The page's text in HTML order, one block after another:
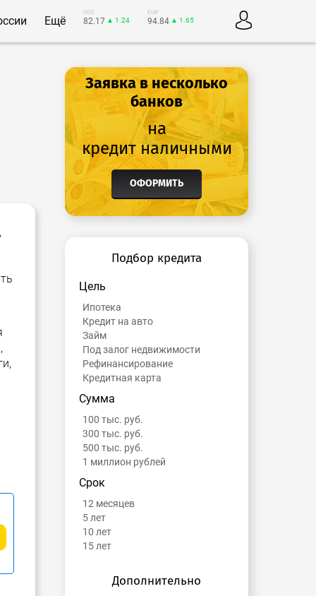
Ещё
USD
82.17 ▲ 1.24
EUR
94.84 ▲ 1.65
Заявка в несколько
банков
на
кредит наличными
ОФОРМИТЬ
Подбор кредита
Цель
Ипотека
Кредит на авто
Займ
Под залог недвижимости
Рефинансирование
Кредитная карта
Сумма
100 тыс. руб.
300 тыс. руб.
500 тыс. руб.
1 миллион рублей
Срок
12 месяцев
5 лет
10 лет
15 лет
Дополнительно